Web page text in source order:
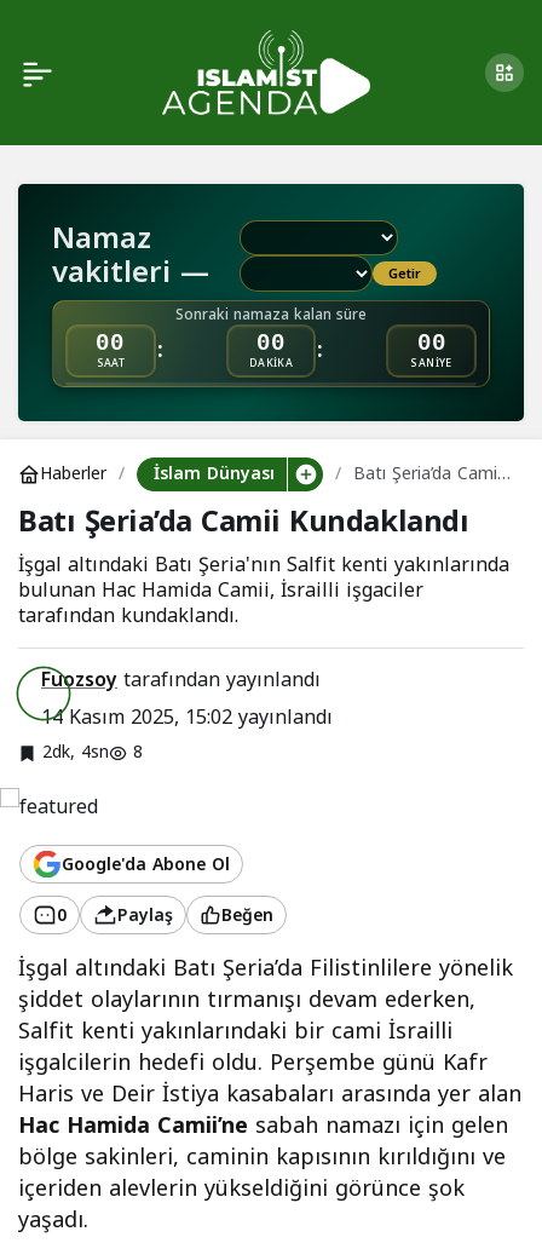
Namaz
vakitleri — Getir
Sonraki namaza kalan süre
00
SAAT : 00
DAKİKA : 00
SANİYE
Haberler İslam Dünyası
Batı Şeria’da Camii
Kundaklandı
Batı Şeria’da Camii Kundaklandı
İşgal altındaki Batı Şeria'nın Salfit kenti yakınlarında
bulunan Hac Hamida Camii, İsrailli işgaciler
tarafından kundaklandı.
Fuozsoytarafından yayınlandı
14 Kasım 2025, 15:02yayınlandı
2dk, 4sn 8
Google'da Abone Ol
0
Paylaş Beğen
İşgal altındaki Batı Şeria’da Filistinlilere yönelik
şiddet olaylarının tırmanışı devam ederken,
Salfit kenti yakınlarındaki bir cami İsrailli
işgalcilerin hedefi oldu. Perşembe günü Kafr
Haris ve Deir İstiya kasabaları arasında yer alan
Hac Hamida Camii’ne sabah namazı için gelen
bölge sakinleri, caminin kapısının kırıldığını ve
içeriden alevlerin yükseldiğini görünce şok
yaşadı.
Kundaklandı